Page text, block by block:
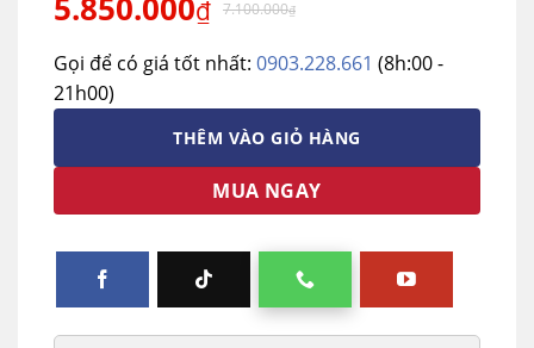
5.850.000₫ 7.100.000₫
Gọi để có giá tốt nhất: 0903.228.661 (8h:00 -
21h00)
THÊM VÀO GIỎ HÀNG
MUA NGAY